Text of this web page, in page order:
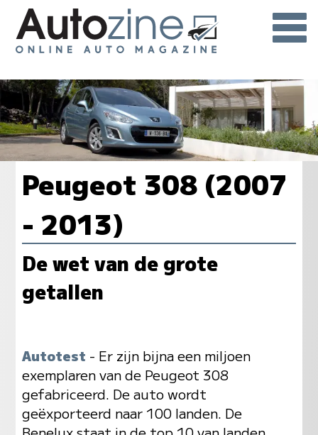
Peugeot 308 (2007
- 2013)
De wet van de grote
getallen
Autotest - Er zijn bijna een miljoen
exemplaren van de Peugeot 308
gefabriceerd. De auto wordt
geëxporteerd naar 100 landen. De